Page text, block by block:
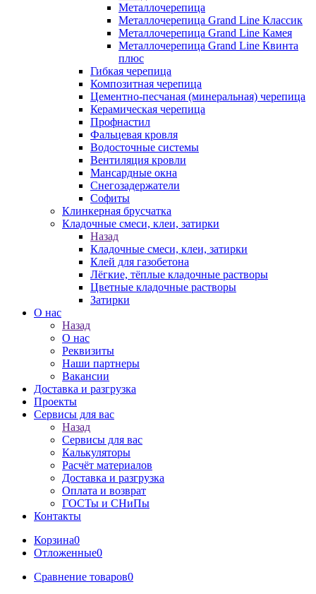
Металлочерепица
Металлочерепица Grand Line Классик
Металлочерепица Grand Line Камея
Металлочерепица Grand Line Квинта
плюс
Гибкая черепица
Композитная черепица
Цементно-песчаная (минеральная) черепица
Керамическая черепица
Профнастил
Фальцевая кровля
Водосточные системы
Вентиляция кровли
Мансардные окна
Снегозадержатели
Софиты
Клинкерная брусчатка
Кладочные смеси, клеи, затирки
Назад
Кладочные смеси, клеи, затирки
Клей для газобетона
Лёгкие, тёплые кладочные растворы
Цветные кладочные растворы
Затирки
О нас
Назад
О нас
Реквизиты
Наши партнеры
Вакансии
Доставка и разгрузка
Проекты
Сервисы для вас
Назад
Сервисы для вас
Калькуляторы
Расчёт материалов
Доставка и разгрузка
Оплата и возврат
ГОСТы и СНиПы
Контакты
Корзина0
Отложенные0
Сравнение товаров0